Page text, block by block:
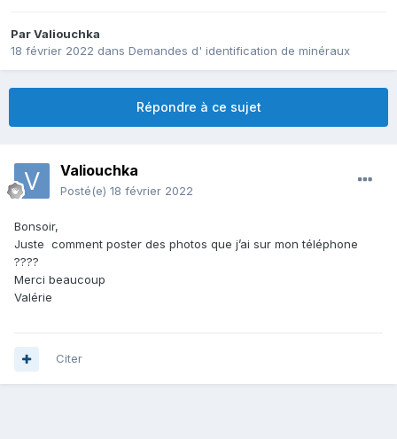
ParValiouchka
18 février 2022 dans Demandes d' identification de minéraux
Répondre à ce sujet
Valiouchka
Posté(e) 18 février 2022
Bonsoir,
Juste comment poster des photos que j’ai sur mon téléphone
????
Merci beaucoup
Valérie
Citer